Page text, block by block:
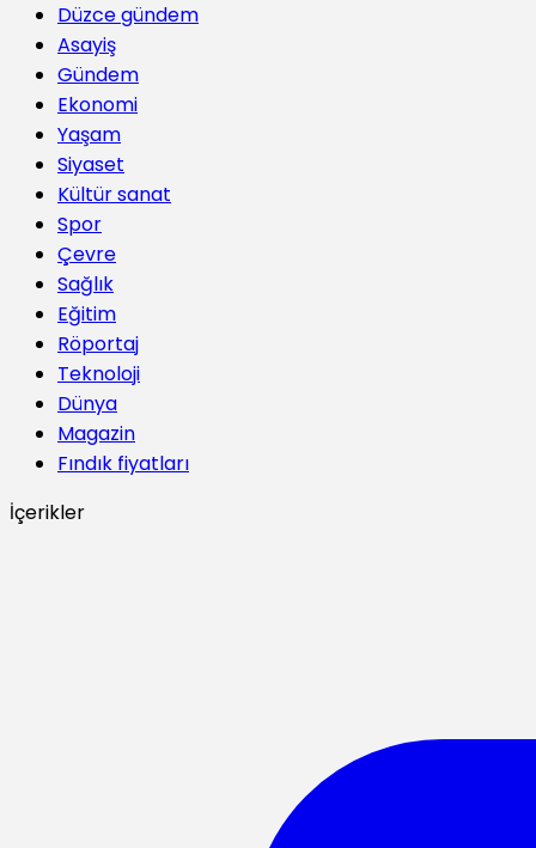
Düzce gündem
Asayiş
Gündem
Ekonomi
Yaşam
Siyaset
Kültür sanat
Spor
Çevre
Sağlık
Eğitim
Röportaj
Teknoloji
Dünya
Magazin
Fındık fiyatları
İçerikler